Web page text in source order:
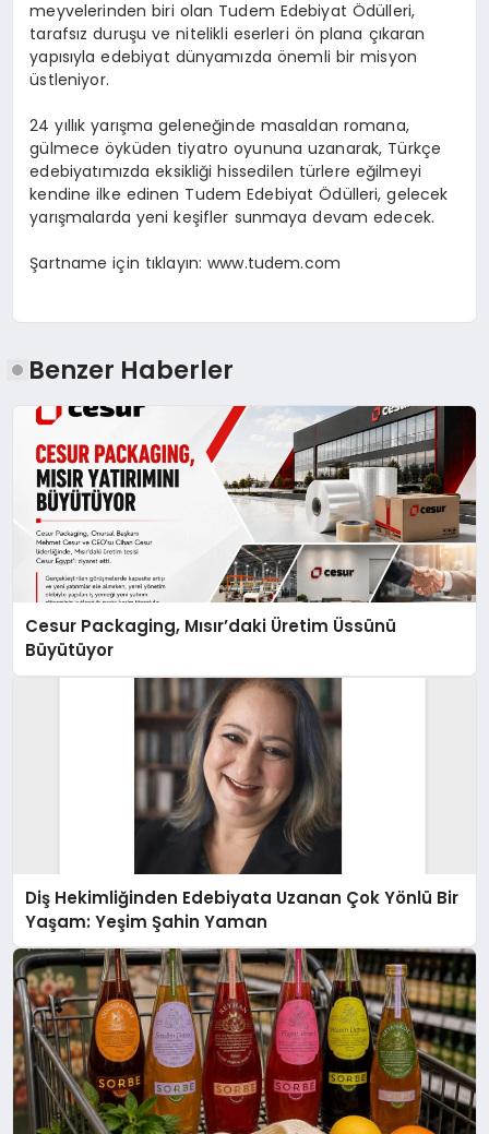
meyvelerinden biri olan Tudem Edebiyat Ödülleri,
tarafsız duruşu ve nitelikli eserleri ön plana çıkaran
yapısıyla edebiyat dünyamızda önemli bir misyon
üstleniyor.
24 yıllık yarışma geleneğinde masaldan romana,
gülmece öyküden tiyatro oyununa uzanarak, Türkçe
edebiyatımızda eksikliği hissedilen türlere eğilmeyi
kendine ilke edinen Tudem Edebiyat Ödülleri, gelecek
yarışmalarda yeni keşifler sunmaya devam edecek.
Şartname için tıklayın:www.tudem.com
Benzer Haberler
Cesur Packaging, Mısır’daki Üretim Üssünü
Büyütüyor
Diş Hekimliğinden Edebiyata Uzanan Çok Yönlü Bir
Yaşam: Yeşim Şahin Yaman